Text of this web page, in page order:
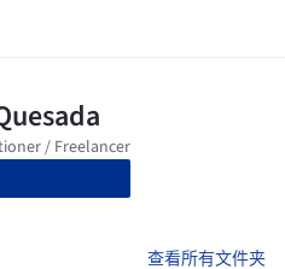
查看所有文件夹